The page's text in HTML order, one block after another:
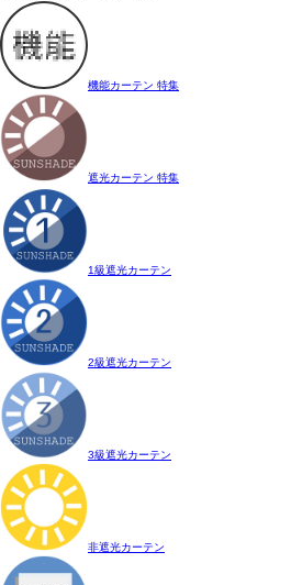
機能カーテン 特集
遮光カーテン 特集
1級遮光カーテン
2級遮光カーテン
3級遮光カーテン
非遮光カーテン